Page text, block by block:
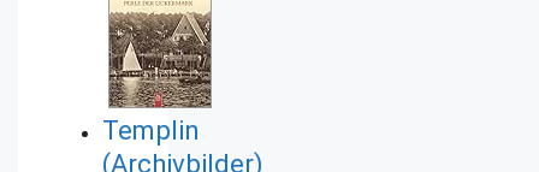
Templin
(Archivbilder)